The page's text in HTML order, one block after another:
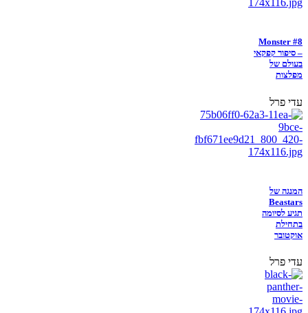
Monster #8
– סיפור קפקאי
בעולם של
מפלצות
עדי פרל
המנגה של
Beastars
תגיע לסיומה
בתחילת
אוקטובר
עדי פרל